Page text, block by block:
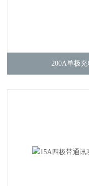
200A单极充